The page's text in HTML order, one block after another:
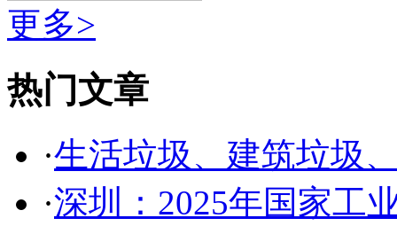
更多>
热门文章
·生活垃圾、建筑垃圾
·深圳：2025年国家工